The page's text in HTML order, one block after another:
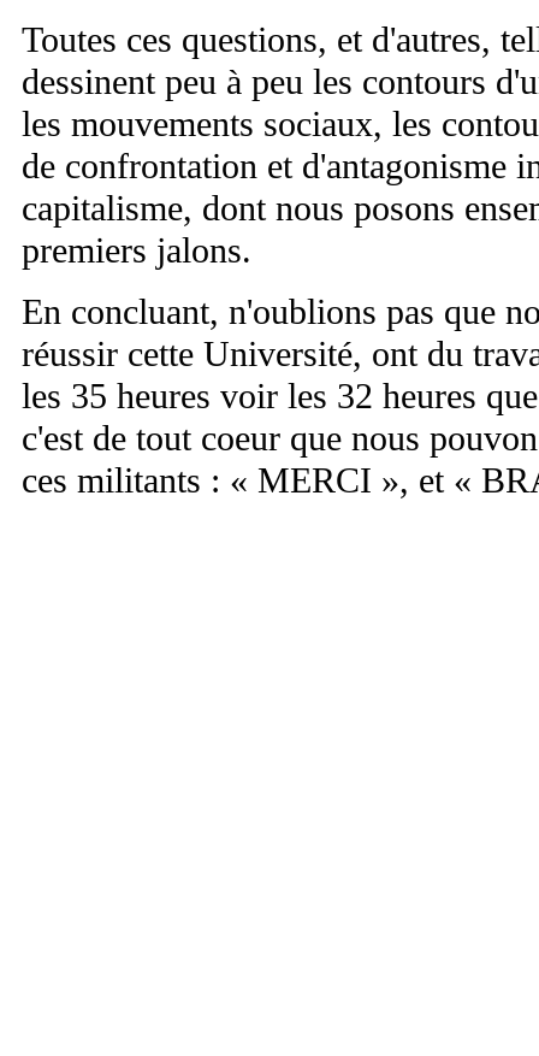
Toutes ces questions, et d'autres,
dessinent peu à peu les contours
les mouvements sociaux, les
de confrontation et d'antagonisme
capitalisme, dont nous posons
premiers jalons.
En concluant, n'oublions pas que
réussir cette Université, ont du
les 35 heures voir les 32 heures
c'est de tout coeur que nous
ces militants : « MERCI », et «